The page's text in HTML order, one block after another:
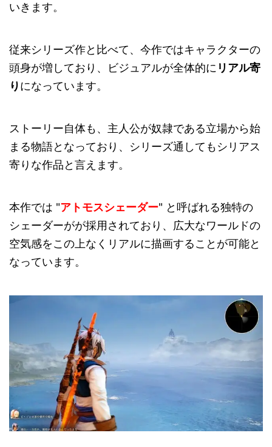
いきます。
従来シリーズ作と比べて、今作ではキャラクターの
頭身が増しており、ビジュアルが全体的に リアル寄
りになっています。
ストーリー自体も、主人公が奴隷である立場から始
まる物語となっており、シリーズ通してもシリアス
寄りな作品と言えます。
本作では "アトモスシェーダー" と呼ばれる独特の
シェーダーがが採用されており、広大なワールドの
空気感をこの上なくリアルに描画することが可能と
なっています。